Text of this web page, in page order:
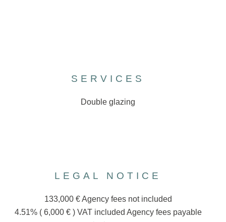
SERVICES
Double glazing
LEGAL NOTICE
133,000 € Agency fees not included
4.51% ( 6,000 € ) VAT included Agency fees payable